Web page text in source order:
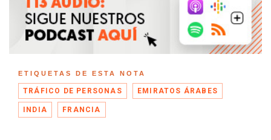
ETIQUETAS DE ESTA NOTA
TRÁFICO DE PERSONAS EMIRATOS ÁRABES
INDIA FRANCIA